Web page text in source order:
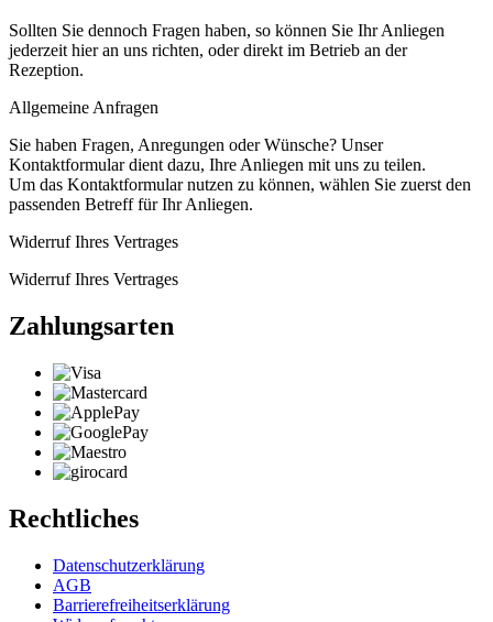
Sollten Sie dennoch Fragen haben, so können Sie Ihr Anliegen
jederzeit hier an uns richten, oder direkt im Betrieb an der
Rezeption.
Allgemeine Anfragen
Sie haben Fragen, Anregungen oder Wünsche? Unser
Kontaktformular dient dazu, Ihre Anliegen mit uns zu teilen.
Um das Kontaktformular nutzen zu können, wählen Sie zuerst den
passenden Betreff für Ihr Anliegen.
Widerruf Ihres Vertrages
Widerruf Ihres Vertrages
Zahlungsarten
Rechtliches
Datenschutzerklärung
AGB
Barrierefreiheitserklärung